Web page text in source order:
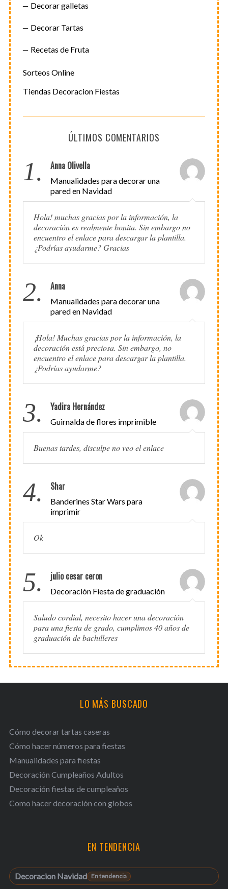
Decorar galletas
Decorar Tartas
Recetas de Fruta
Sorteos Online
Tiendas Decoracion Fiestas
ÚLTIMOS COMENTARIOS
1. Anna Olivella
Manualidades para decorar una
pared en Navidad
Hola! muchas gracias por la información, la
decoración es realmente bonita. Sin embargo no
encuentro el enlace para descargar la plantilla.
¿Podrías ayudarme? Gracias
2. Anna
Manualidades para decorar una
pared en Navidad
¡Hola! Muchas gracias por la información, la
decoración está preciosa. Sin embargo, no
encuentro el enlace para descargar la plantilla.
¿Podrías ayudarme?
3. Yadira Hernández
Guirnalda de flores imprimible
Buenas tardes, disculpe no veo el enlace
4. Shar
Banderines Star Wars para
imprimir
Ok
5. julio cesar ceron
Decoración Fiesta de graduación
Saludo cordial, necesito hacer una decoración
para una fiesta de grado, cumplimos 40 años de
graduación de bachilleres
LO MÁS BUSCADO
Cómo decorar tartas caseras
Cómo hacer números para fiestas
Manualidades para fiestas
Decoración Cumpleaños Adultos
Decoración fiestas de cumpleaños
Como hacer decoración con globos
EN TENDENCIA
Decoracion Navidad